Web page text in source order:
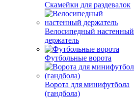
Скамейки для раздевалок
Велосипедный настенный
держатель
Футбольные ворота
Ворота для минифутбола
(гандбола)